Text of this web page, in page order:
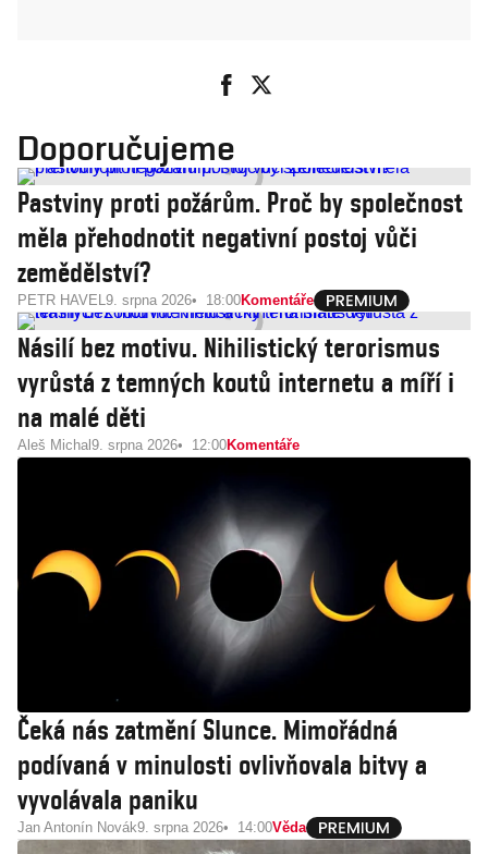
Doporučujeme
Pastviny proti požárům. Proč by společnost
měla přehodnotit negativní postoj vůči
zemědělství?
PETR HAVEL9. srpna 2026 18:00Komentáře
Násilí bez motivu. Nihilistický terorismus
vyrůstá z temných koutů internetu a míří i
na malé děti
Aleš Michal 9. srpna 2026 12:00Komentáře
Čeká nás zatmění Slunce. Mimořádná
podívaná v minulosti ovlivňovala bitvy a
vyvolávala paniku
Jan Antonín Novák9. srpna 2026 14:00Věda